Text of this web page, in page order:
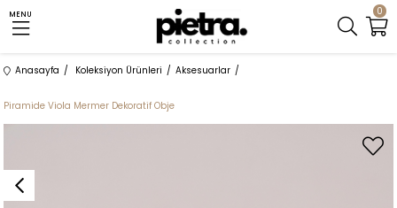
0
MENU
Anasayfa Koleksiyon Ürünleri Aksesuarlar
Piramide Viola Mermer Dekoratif Obje